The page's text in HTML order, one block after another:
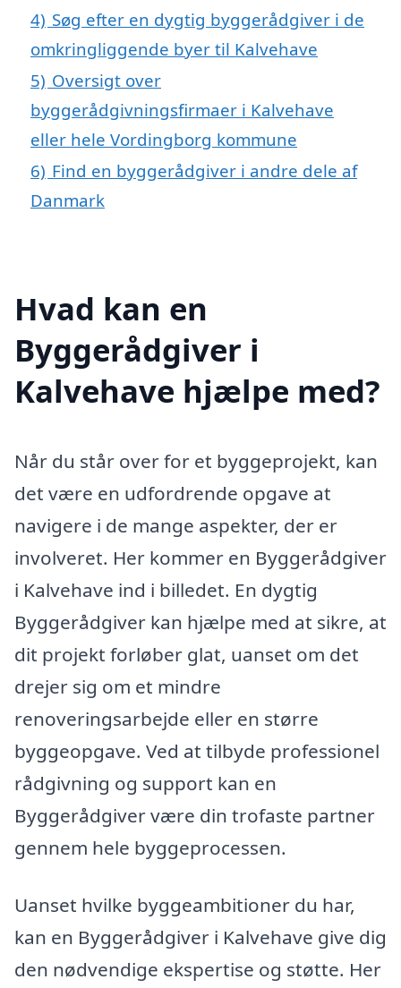
4) Søg efter en dygtig byggerådgiver i de
omkringliggende byer til Kalvehave
5) Oversigt over
byggerådgivningsfirmaer i Kalvehave
eller hele Vordingborg kommune
6) Find en byggerådgiver i andre dele af
Danmark
Hvad kan en
Byggerådgiver i
Kalvehave hjælpe med?
Når du står over for et byggeprojekt, kan
det være en udfordrende opgave at
navigere i de mange aspekter, der er
involveret. Her kommer en Byggerådgiver
i Kalvehave ind i billedet. En dygtig
Byggerådgiver kan hjælpe med at sikre, at
dit projekt forløber glat, uanset om det
drejer sig om et mindre
renoveringsarbejde eller en større
byggeopgave. Ved at tilbyde professionel
rådgivning og support kan en
Byggerådgiver være din trofaste partner
gennem hele byggeprocessen.
Uanset hvilke byggeambitioner du har,
kan en Byggerådgiver i Kalvehave give dig
den nødvendige ekspertise og støtte. Her